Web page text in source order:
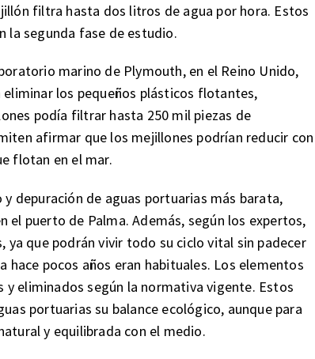
filtra hasta dos litros de agua por hora. Estos
la segunda fase de estudio.
marino de Plymouth, en el Reino Unido,
los pequeños plásticos flotantes,
podía filtrar hasta 250 mil piezas de
afirmar que los mejillones podrían reducir con
flotan en el mar.
depuración de aguas portuarias más barata,
puerto de Palma. Además, según los expertos,
que podrán vivir todo su ciclo vital sin padecer
hace pocos años eran habituales. Los elementos
eliminados según la normativa vigente. Estos
portuarias su balance ecológico, aunque para
y equilibrada con el medio.